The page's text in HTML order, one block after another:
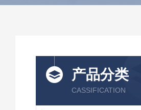
产品分类
CASSIFICATION